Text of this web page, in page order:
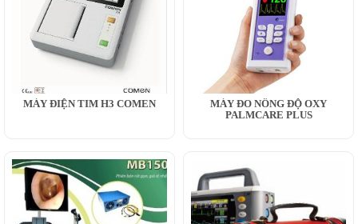
MÁY ĐIỆN TIM H3 COMEN
MÁY ĐO NỒNG ĐỘ OXY
PALMCARE PLUS